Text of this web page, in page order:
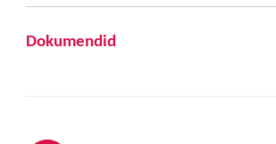
Dokumendid